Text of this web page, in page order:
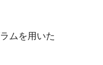
ムを用いた